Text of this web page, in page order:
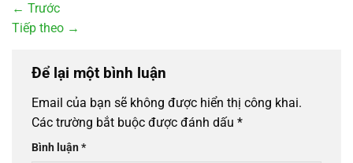
← Trước
Tiếp theo →
Để lại một bình luận
Email của bạn sẽ không được hiển thị công khai.
Các trường bắt buộc được đánh dấu *
Bình luận*